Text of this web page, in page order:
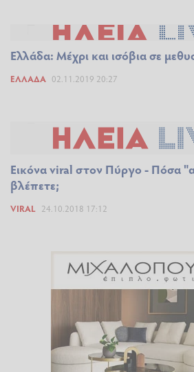
Ελλάδα: Μέχρι και ισόβια σε
ΕΛΛΆΔΑ 02.11.2019 20:27
Εικόνα viral στον Πύργο - Πόσα
βλέπετε;
VIRAL 24.10.2018 17:12